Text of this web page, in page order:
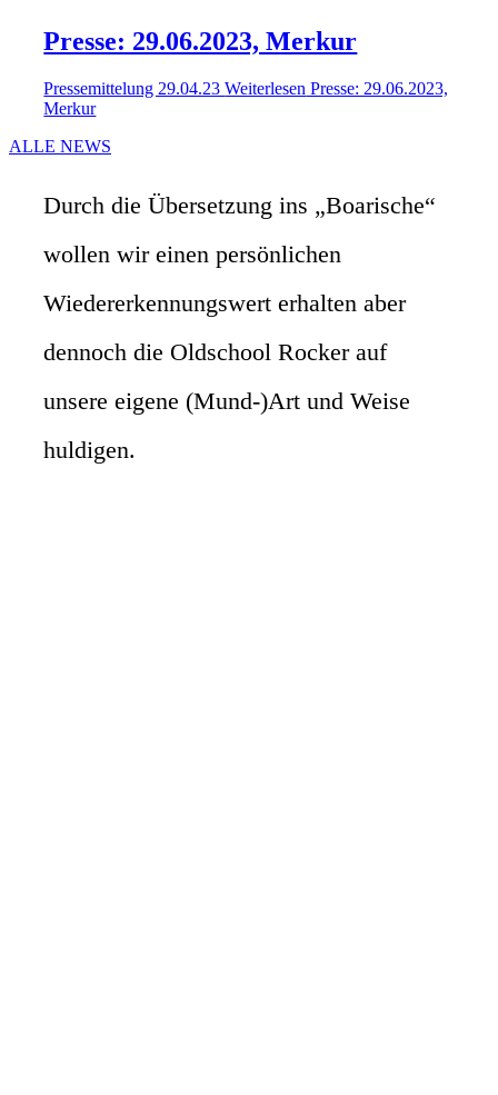
Presse: 29.06.2023, Merkur
Pressemittelung 29.04.23Weiterlesen Presse: 29.06.2023,
Merkur
ALLE NEWS
Durch die Übersetzung ins „Boarische“
wollen wir einen persönlichen
Wiedererkennungswert erhalten aber
dennoch die Oldschool Rocker auf
unsere eigene (Mund-)Art und Weise
huldigen.